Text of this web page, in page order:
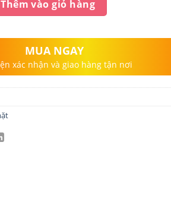
Thêm vào giỏ hàng
MUA NGAY
xác nhận và giao hàng tận nơi